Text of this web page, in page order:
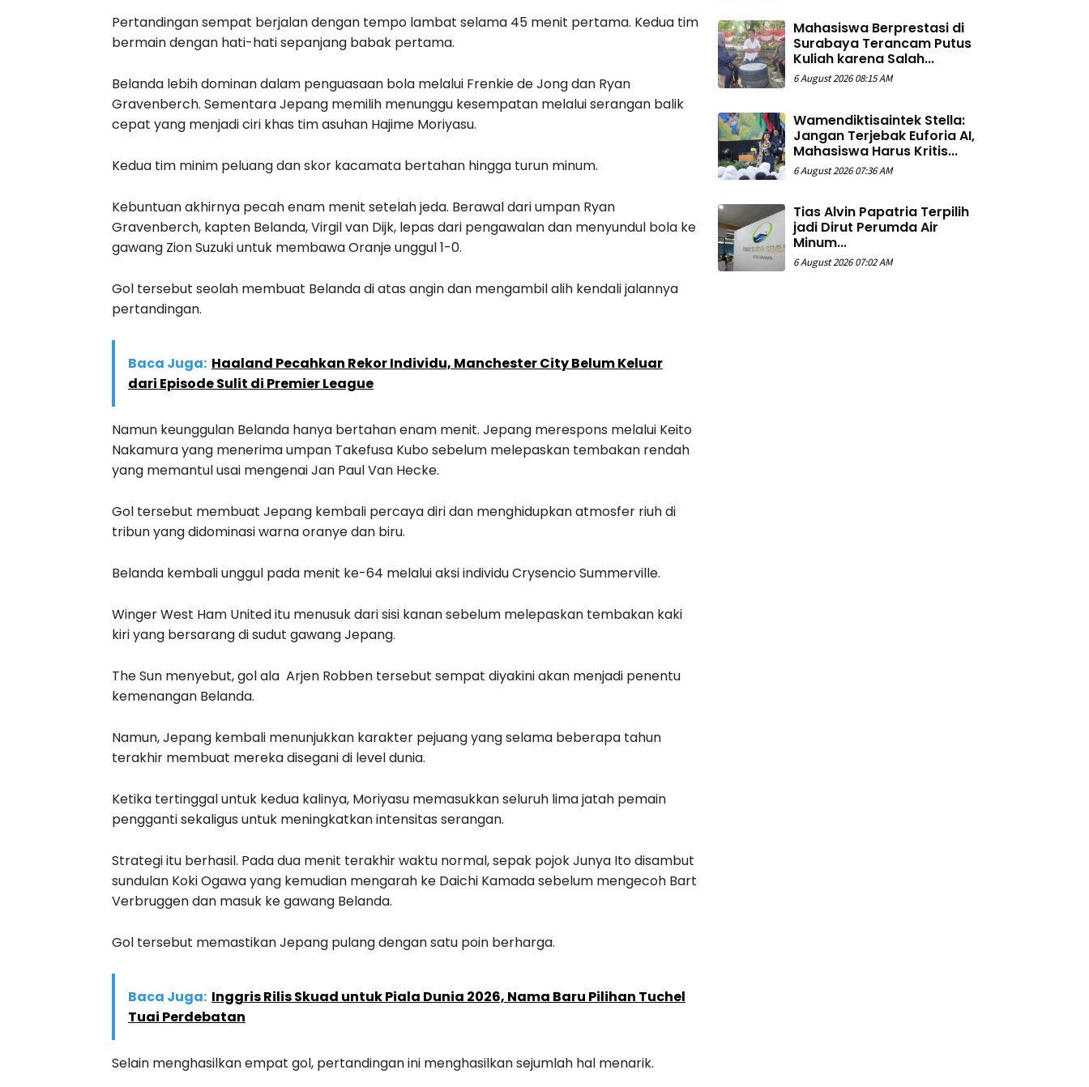
Pertandingan sempat berjalan dengan tempo lambat selama 45 menit pertama. Kedua tim
bermain dengan hati-hati sepanjang babak pertama.
Belanda lebih dominan dalam penguasaan bola melalui Frenkie de Jong dan Ryan
Gravenberch. Sementara Jepang memilih menunggu kesempatan melalui serangan balik
cepat yang menjadi ciri khas tim asuhan Hajime Moriyasu.
Kedua tim minim peluang dan skor kacamata bertahan hingga turun minum.
Kebuntuan akhirnya pecah enam menit setelah jeda. Berawal dari umpan Ryan
Gravenberch, kapten Belanda, Virgil van Dijk, lepas dari pengawalan dan menyundul bola ke
gawang Zion Suzuki untuk membawa Oranje unggul 1-0.
Gol tersebut seolah membuat Belanda di atas angin dan mengambil alih kendali jalannya
pertandingan.
Baca Juga: Haaland Pecahkan Rekor Individu, Manchester City Belum Keluar
dari Episode Sulit di Premier League
Namun keunggulan Belanda hanya bertahan enam menit. Jepang merespons melalui Keito
Nakamura yang menerima umpan Takefusa Kubo sebelum melepaskan tembakan rendah
yang memantul usai mengenai Jan Paul Van Hecke.
Gol tersebut membuat Jepang kembali percaya diri dan menghidupkan atmosfer riuh di
tribun yang didominasi warna oranye dan biru.
Belanda kembali unggul pada menit ke-64 melalui aksi individu Crysencio Summerville.
Winger West Ham United itu menusuk dari sisi kanan sebelum melepaskan tembakan kaki
kiri yang bersarang di sudut gawang Jepang.
The Sun menyebut, gol ala Arjen Robben tersebut sempat diyakini akan menjadi penentu
kemenangan Belanda.
Namun, Jepang kembali menunjukkan karakter pejuang yang selama beberapa tahun
terakhir membuat mereka disegani di level dunia.
Ketika tertinggal untuk kedua kalinya, Moriyasu memasukkan seluruh lima jatah pemain
pengganti sekaligus untuk meningkatkan intensitas serangan.
Strategi itu berhasil. Pada dua menit terakhir waktu normal, sepak pojok Junya Ito disambut
sundulan Koki Ogawa yang kemudian mengarah ke Daichi Kamada sebelum mengecoh Bart
Verbruggen dan masuk ke gawang Belanda.
Gol tersebut memastikan Jepang pulang dengan satu poin berharga.
Baca Juga: Inggris Rilis Skuad untuk Piala Dunia 2026, Nama Baru Pilihan Tuchel
Tuai Perdebatan
Selain menghasilkan empat gol, pertandingan ini menghasilkan sejumlah hal menarik.
Mahasiswa Berprestasi di
Surabaya Terancam Putus
Kuliah karena Salah...
6 August 2026 08:15 AM
Wamendiktisaintek Stella:
Jangan Terjebak Euforia AI,
Mahasiswa Harus Kritis...
6 August 2026 07:36 AM
Tias Alvin Papatria Terpilih
jadi Dirut Perumda Air
Minum...
6 August 2026 07:02 AM